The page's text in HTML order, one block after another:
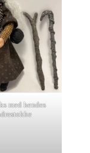
med hendes